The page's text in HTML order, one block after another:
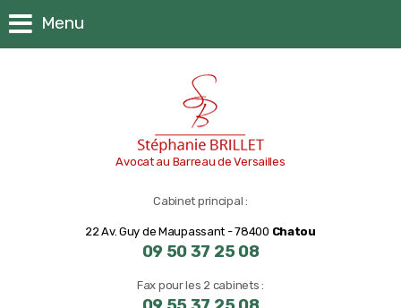
Menu
Avocat au Barreau de Versailles
Cabinet principal :
22 Av. Guy de Maupassant - 78400 Chatou
09 50 37 25 08
Fax pour les 2 cabinets :